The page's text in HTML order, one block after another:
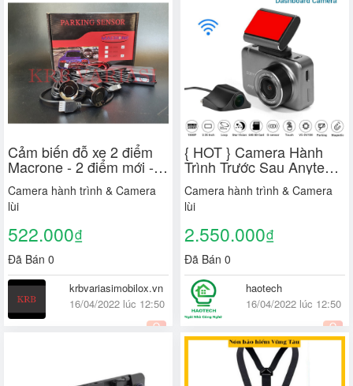
Cảm biến đỗ xe 2 điểm
Macrone - 2 điểm mới -
Cảm biến đỗ xe
Camera hành trình & Camera
lùi
522.000₫
Đã Bán 0
krbvariasimobilox.vn
16/04/2022 lúc 12:50
{ HOT } Camera Hành
Trình Trước Sau Anytek
Z1 Full HD - Màn Cảm
Ứng Tích Hợp Wifi Xem
Trên Điện Thoại
Camera hành trình & Camera
lùi
2.550.000₫
Đã Bán 0
haotech
16/04/2022 lúc 12:50